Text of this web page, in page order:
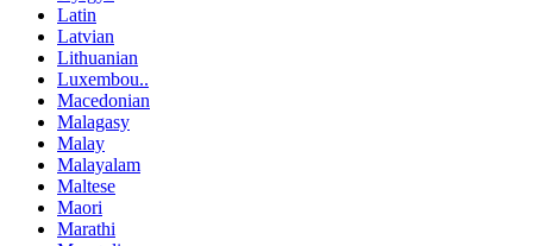
Latin
Latvian
Lithuanian
Luxembou..
Macedonian
Malagasy
Malay
Malayalam
Maltese
Maori
Marathi